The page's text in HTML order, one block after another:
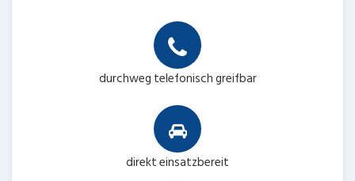
durchweg telefonisch greifbar
direkt einsatzbereit